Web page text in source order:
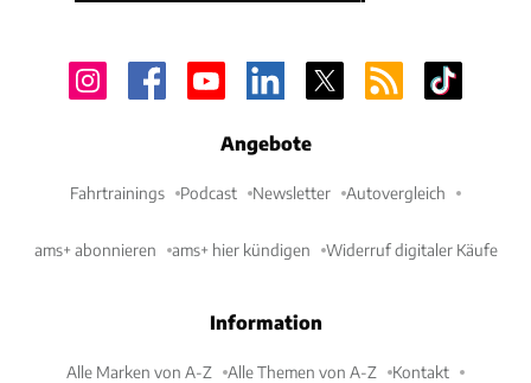
Angebote
Fahrtrainings Podcast Newsletter Autovergleich
ams+ abonnieren ams+ hier kündigen Widerruf digitaler Käufe
Information
Alle Marken von A-Z Alle Themen von A-Z Kontakt